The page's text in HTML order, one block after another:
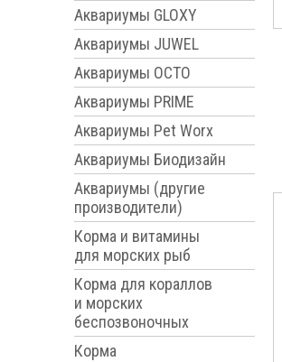
Аквариумы GLOXY
Аквариумы JUWEL
Аквариумы OCTO
Аквариумы PRIME
Аквариумы Pet Worx
Аквариумы Биодизайн
Аквариумы (другие
производители)
Корма и витамины
для морских рыб
Корма для кораллов
и морских
беспозвоночных
Корма